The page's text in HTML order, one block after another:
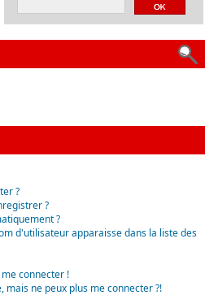
?
?
?
d'utilisateur apparaisse dans la liste des
connecter !
mais ne peux plus me connecter ?!